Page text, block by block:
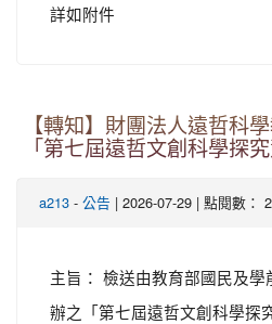
詳如附件
【轉知】財團法人遠哲科
「第七屆遠哲文創科學探
a213 - 公告 | 2026-07-29 | 點閱數：
主旨： 檢送由教育部國民及
辦之「第七屆遠哲文創科學探